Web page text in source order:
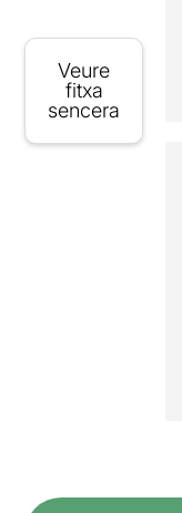
Veure
fitxa
sencera